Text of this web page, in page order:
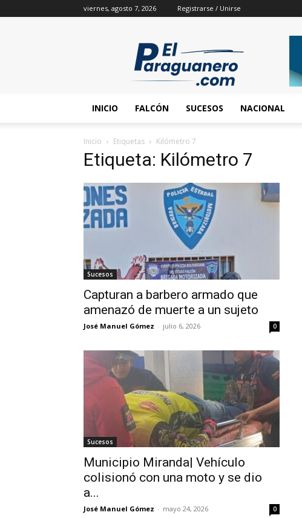
viernes, agosto 7, 2026 Registrarse / Unirse
INICIO FALCÓN SUCESOS NACIONAL
Inicio Etiquetas Kilómetro 7
Etiqueta: Kilómetro 7
Sucesos
Capturan a barbero armado que
amenazó de muerte a un sujeto
José Manuel Gómez - julio 6, 2026 0
Sucesos
Municipio Miranda| Vehículo
colisionó con una moto y se dio
a...
José Manuel Gómez - mayo 24, 2026 0